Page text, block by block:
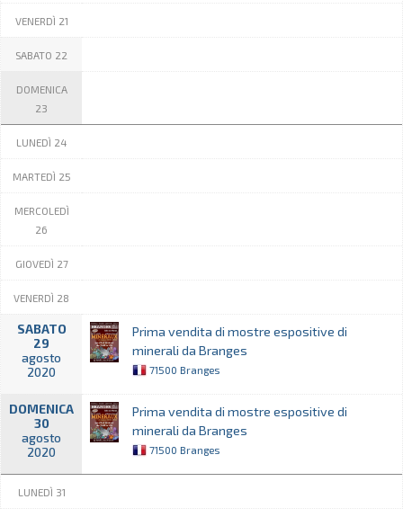
VENERDÌ 21
SABATO 22
DOMENICA
23
LUNEDÌ 24
MARTEDÌ 25
MERCOLEDÌ
26
GIOVEDÌ 27
VENERDÌ 28
SABATO
29
agosto
2020
Prima vendita di mostre espositive di
minerali da Branges
71500 Branges
DOMENICA
30
agosto
2020
Prima vendita di mostre espositive di
minerali da Branges
71500 Branges
LUNEDÌ 31